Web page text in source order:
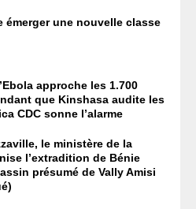
émerger une nouvelle classe
approche les 1.700
que Kinshasa audite les
CDC sonne l’alarme
le ministère de la
l’extradition de Bénie
présumé de Vally Amisi